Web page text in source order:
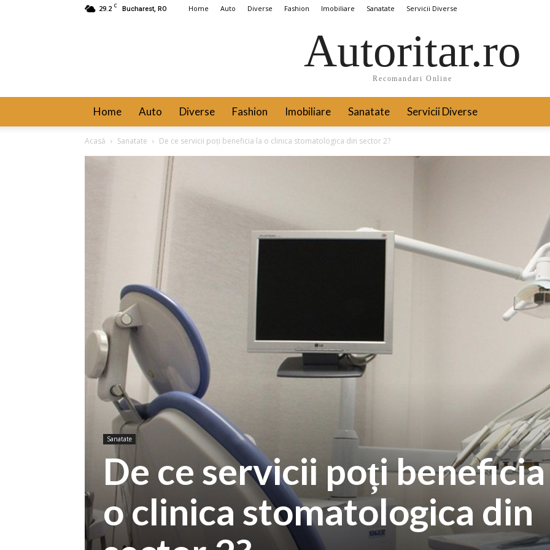
29.2 C Bucharest, RO Home Auto Diverse Fashion Imobiliare Sanatate Servicii Diverse
Autoritar.ro
Recomandari Online
Home Auto Diverse Fashion Imobiliare Sanatate Servicii Diverse
Acasă Sanatate De ce servicii poți beneficia la o clinica stomatologica din sector 2?
Sanatate
De ce servicii poți
o clinica stomatologica din